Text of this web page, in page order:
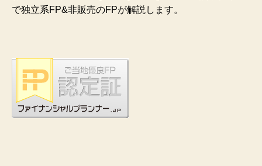
で独立系FP&非販売のFPが解説します。